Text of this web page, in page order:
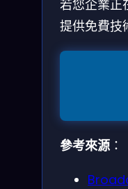
若您企業正
提供免費技
參考來源 ：